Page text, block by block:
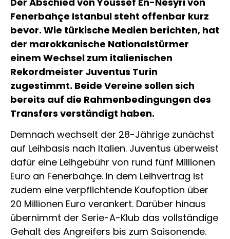
Fenerbahçe Istanbul steht offenbar kurz
bevor. Wie türkische Medien berichten, hat
der marokkanische Nationalstürmer
einem Wechsel zum italienischen
Rekordmeister Juventus Turin
zugestimmt. Beide Vereine sollen sich
bereits auf die Rahmenbedingungen des
Transfers verständigt haben.
Demnach wechselt der 28-Jährige zunächst
auf Leihbasis nach Italien. Juventus überweist
dafür eine Leihgebühr von rund fünf Millionen
Euro an Fenerbahçe. In dem Leihvertrag ist
zudem eine verpflichtende Kaufoption über
20 Millionen Euro verankert. Darüber hinaus
übernimmt der Serie-A-Klub das vollständige
Gehalt des Angreifers bis zum Saisonende.